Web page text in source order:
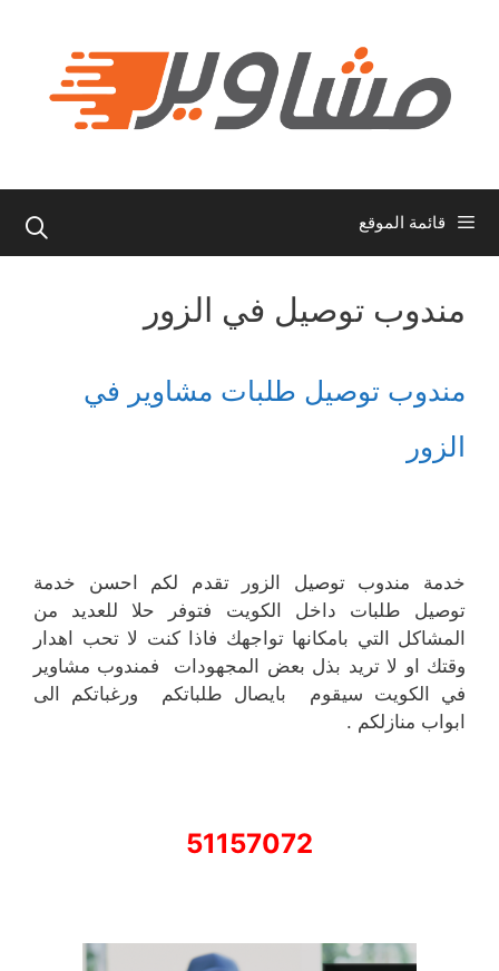
قائمة الموقع
مندوب توصيل في الزور
مندوب توصيل طلبات مشاوير في
الزور
خدمة مندوب توصيل الزور تقدم لكم احسن خدمة
توصيل طلبات داخل الكويت فتوفر حلا للعديد من
المشاكل التي بامكانها تواجهك فاذا كنت لا تحب اهدار
وقتك او لا تريد بذل بعض المجهودات فمندوب مشاوير
في الكويت سيقوم بايصال طلباتكم ورغباتكم الى
ابواب منازلكم .
51157072